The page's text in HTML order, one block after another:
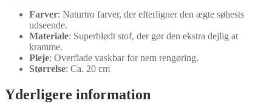
Farver: Naturtro farver, der efterligner den ægte søhests
udseende.
Materiale: Superblødt stof, der gør den ekstra dejlig at
kramme.
Pleje: Overflade vaskbar for nem rengøring.
Størrelse: Ca. 20 cm
Yderligere information